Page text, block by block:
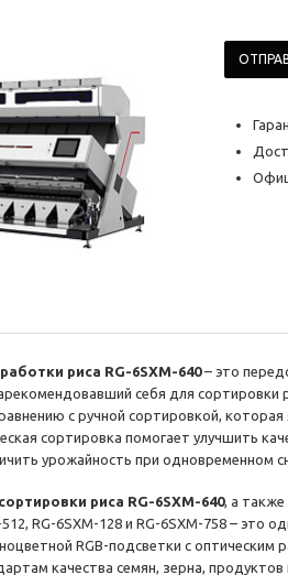
риса RG-6SXM-640– это
себя для сортировки
с ручной сортировкой, которая
сортировка помогает улучшить
урожайность при одновременном
риса RG-6SXM-640, а также
512, RG-6SXM-128 и RG-6SXM-758 – это
RGB-подсветки с
качества семян, зерна, продуктов